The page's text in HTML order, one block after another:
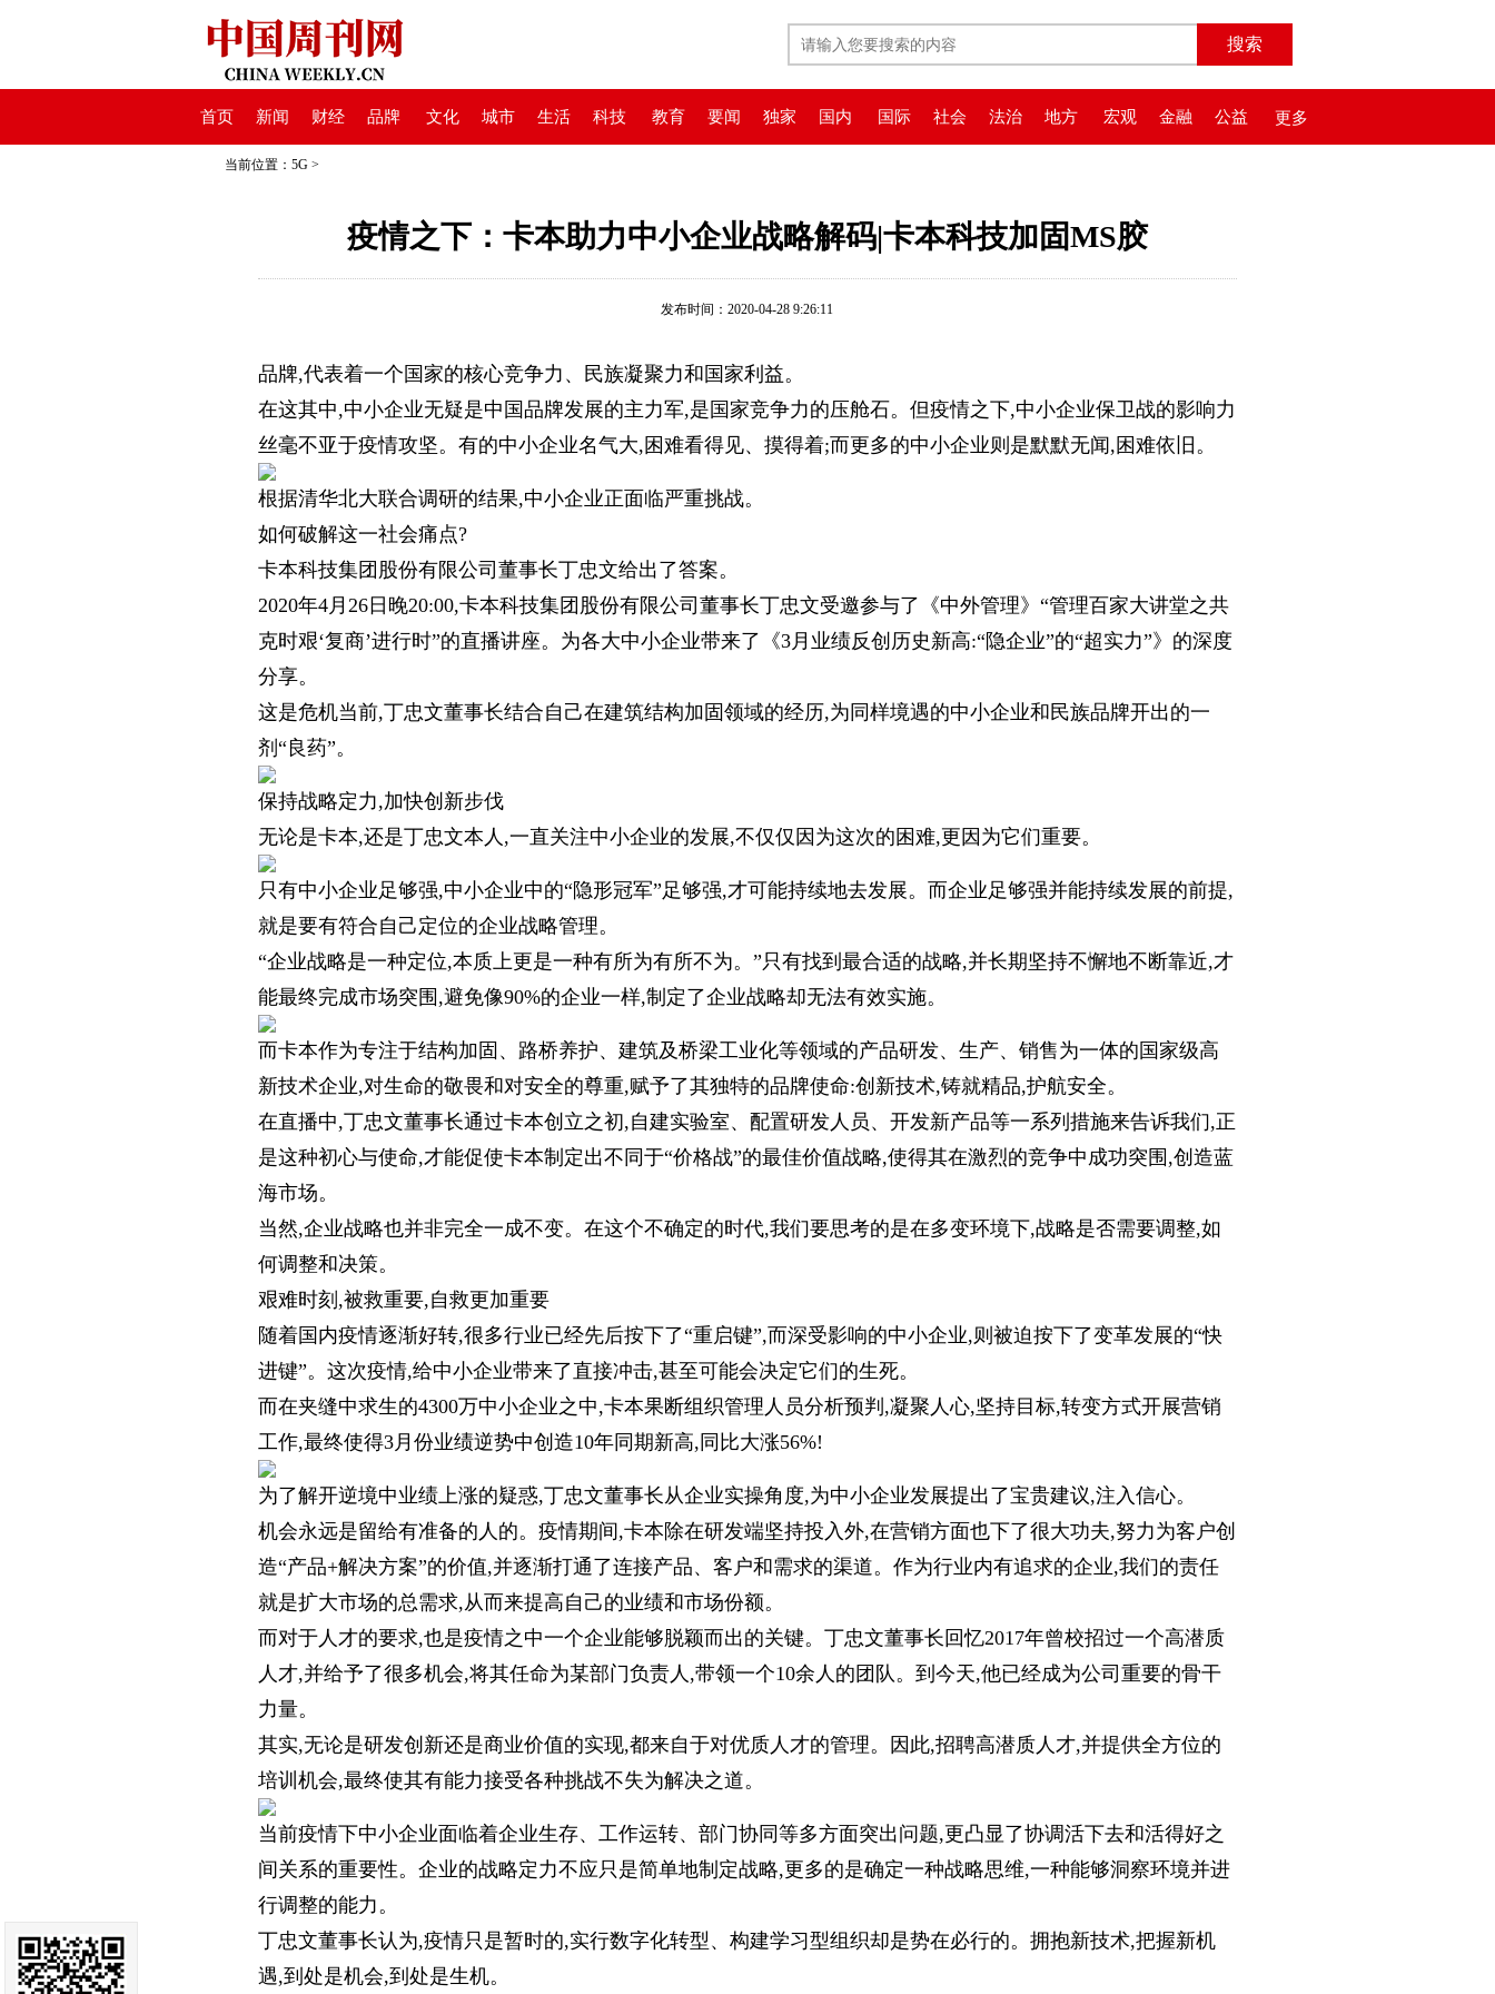
首页 新闻 财经 品牌 文化 城市 生活 科技 教育 要闻 独家 国内 国际 社会 法治 地方 宏观 金融 公益 更多
当前位置： 5G >
疫情之下：卡本助力中小企业战略解码|卡本科技加固MS胶
发布时间：2020-04-28 9:26:11
品牌,代表着一个国家的核心竞争力、民族凝聚力和国家利益。
在这其中,中小企业无疑是中国品牌发展的主力军,是国家竞争力的压舱石。但疫情之下,中小企业保卫战的影响力
丝毫不亚于疫情攻坚。有的中小企业名气大,困难看得见、摸得着;而更多的中小企业则是默默无闻,困难依旧。
根据清华北大联合调研的结果,中小企业正面临严重挑战。
如何破解这一社会痛点?
卡本科技集团股份有限公司董事长丁忠文给出了答案。
2020年4月26日晚20:00,卡本科技集团股份有限公司董事长丁忠文受邀参与了《中外管理》“管理百家大讲堂之共
克时艰‘复商’进行时”的直播讲座。为各大中小企业带来了《3月业绩反创历史新高:“隐企业”的“超实力”》的深度
分享。
这是危机当前,丁忠文董事长结合自己在建筑结构加固领域的经历,为同样境遇的中小企业和民族品牌开出的一
剂“良药”。
保持战略定力,加快创新步伐
无论是卡本,还是丁忠文本人,一直关注中小企业的发展,不仅仅因为这次的困难,更因为它们重要。
只有中小企业足够强,中小企业中的“隐形冠军”足够强,才可能持续地去发展。而企业足够强并能持续发展的前提,
就是要有符合自己定位的企业战略管理。
“企业战略是一种定位,本质上更是一种有所为有所不为。”只有找到最合适的战略,并长期坚持不懈地不断靠近,才
能最终完成市场突围,避免像90%的企业一样,制定了企业战略却无法有效实施。
而卡本作为专注于结构加固、路桥养护、建筑及桥梁工业化等领域的产品研发、生产、销售为一体的国家级高
新技术企业,对生命的敬畏和对安全的尊重,赋予了其独特的品牌使命:创新技术,铸就精品,护航安全。
在直播中,丁忠文董事长通过卡本创立之初,自建实验室、配置研发人员、开发新产品等一系列措施来告诉我们,正
是这种初心与使命,才能促使卡本制定出不同于“价格战”的最佳价值战略,使得其在激烈的竞争中成功突围,创造蓝
海市场。
当然,企业战略也并非完全一成不变。在这个不确定的时代,我们要思考的是在多变环境下,战略是否需要调整,如
何调整和决策。
艰难时刻,被救重要,自救更加重要
随着国内疫情逐渐好转,很多行业已经先后按下了“重启键”,而深受影响的中小企业,则被迫按下了变革发展的“快
进键”。这次疫情,给中小企业带来了直接冲击,甚至可能会决定它们的生死。
而在夹缝中求生的4300万中小企业之中,卡本果断组织管理人员分析预判,凝聚人心,坚持目标,转变方式开展营销
工作,最终使得3月份业绩逆势中创造10年同期新高,同比大涨56%!
为了解开逆境中业绩上涨的疑惑,丁忠文董事长从企业实操角度,为中小企业发展提出了宝贵建议,注入信心。
机会永远是留给有准备的人的。疫情期间,卡本除在研发端坚持投入外,在营销方面也下了很大功夫,努力为客户创
造“产品+解决方案”的价值,并逐渐打通了连接产品、客户和需求的渠道。作为行业内有追求的企业,我们的责任
就是扩大市场的总需求,从而来提高自己的业绩和市场份额。
而对于人才的要求,也是疫情之中一个企业能够脱颖而出的关键。丁忠文董事长回忆2017年曾校招过一个高潜质
人才,并给予了很多机会,将其任命为某部门负责人,带领一个10余人的团队。到今天,他已经成为公司重要的骨干
力量。
其实,无论是研发创新还是商业价值的实现,都来自于对优质人才的管理。因此,招聘高潜质人才,并提供全方位的
培训机会,最终使其有能力接受各种挑战不失为解决之道。
当前疫情下中小企业面临着企业生存、工作运转、部门协同等多方面突出问题,更凸显了协调活下去和活得好之
间关系的重要性。企业的战略定力不应只是简单地制定战略,更多的是确定一种战略思维,一种能够洞察环境并进
行调整的能力。
丁忠文董事长认为,疫情只是暂时的,实行数字化转型、构建学习型组织却是势在必行的。拥抱新技术,把握新机
遇,到处是机会,到处是生机。